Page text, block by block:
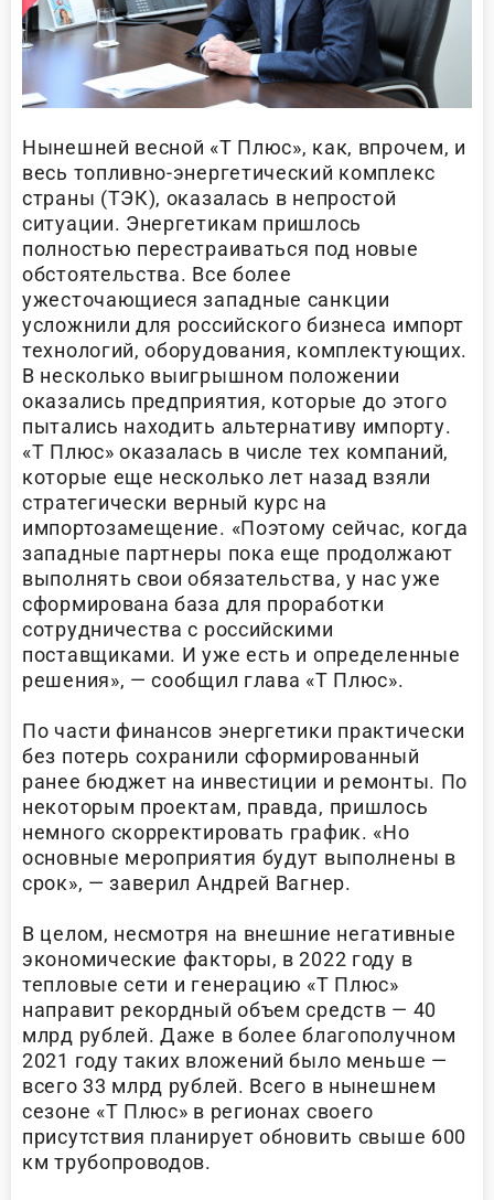
Нынешней весной «Т Плюс», как, впрочем, и
весь топливно-энергетический комплекс
страны (ТЭК), оказалась в непростой
ситуации. Энергетикам пришлось
полностью перестраиваться под новые
обстоятельства. Все более
ужесточающиеся западные санкции
усложнили для российского бизнеса импорт
технологий, оборудования, комплектующих.
В несколько выигрышном положении
оказались предприятия, которые до этого
пытались находить альтернативу импорту.
«Т Плюс» оказалась в числе тех компаний,
которые еще несколько лет назад взяли
стратегически верный курс на
импортозамещение. «Поэтому сейчас, когда
западные партнеры пока еще продолжают
выполнять свои обязательства, у нас уже
сформирована база для проработки
сотрудничества с российскими
поставщиками. И уже есть и определенные
решения», — сообщил глава «Т Плюс».
По части финансов энергетики практически
без потерь сохранили сформированный
ранее бюджет на инвестиции и ремонты. По
некоторым проектам, правда, пришлось
немного скорректировать график. «Но
основные мероприятия будут выполнены в
срок», — заверил Андрей Вагнер.
В целом, несмотря на внешние негативные
экономические факторы, в 2022 году в
тепловые сети и генерацию «Т Плюс»
направит рекордный объем средств — 40
млрд рублей. Даже в более благополучном
2021 году таких вложений было меньше —
всего 33 млрд рублей. Всего в нынешнем
сезоне «Т Плюс» в регионах своего
присутствия планирует обновить свыше 600
км трубопроводов.